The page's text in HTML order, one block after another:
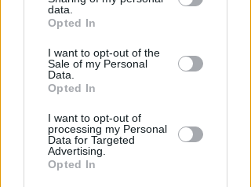
downstream participants.
by us to third parties on the IAB’s List of
Downstream Participants that may
further disclose it to other third parties.
data.
Opted In
I want to opt-out of the
Sale of my Personal
Data.
Opted In
I want to opt-out of
processing my Personal
Data for Targeted
Advertising.
Opted In
Papa Leone XIV a Rimini: iniziati
i lavori di allestimento a
piazzale Boscovich
Redazione